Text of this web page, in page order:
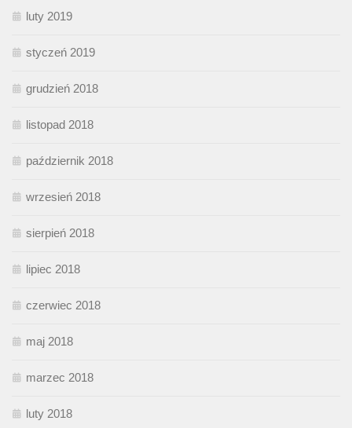
luty 2019
styczeń 2019
grudzień 2018
listopad 2018
październik 2018
wrzesień 2018
sierpień 2018
lipiec 2018
czerwiec 2018
maj 2018
marzec 2018
luty 2018